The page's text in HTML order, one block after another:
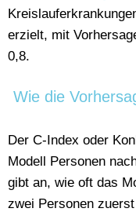
erzielt, mit
0,8.
Wie die
Der C-Index oder
Modell Personen
gibt an, wie oft das
zwei Personen